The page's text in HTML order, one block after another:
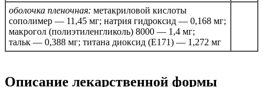
оболочка пленочная: метакриловой кислоты
сополимер — 11,45 мг; натрия гидроксид — 0,168 мг;
макрогол (полиэтиленгликоль) 8000 — 1,4 мг;
тальк — 0,388 мг; титана диоксид (Е171) — 1,272 мг
Описание лекарственной формы